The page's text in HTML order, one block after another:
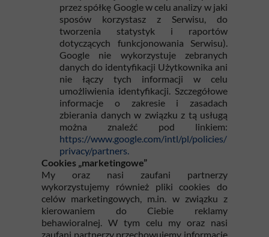
przez spółkę Google w celu analizy w jaki
sposów korzystasz z Serwisu, do
tworzenia statystyk i raportów
dotyczących funkcjonowania Serwisu).
Google nie wykorzystuje zebranych
danych do identyfikacji Użytkownika ani
nie łączy tych informacji w celu
umożliwienia identyfikacji. Szczegółowe
informacje o zakresie i zasadach
zbierania danych w związku z tą usługą
można znaleźć pod linkiem:
https://www.google.com/intl/pl/policies/
privacy/partners.
Cookies „marketingowe”
My oraz nasi zaufani partnerzy
wykorzystujemy również pliki cookies do
celów marketingowych, m.in. w związku z
kierowaniem do Ciebie reklamy
behawioralnej. W tym celu my oraz nasi
zaufani partnerzy przechowujemy informacje